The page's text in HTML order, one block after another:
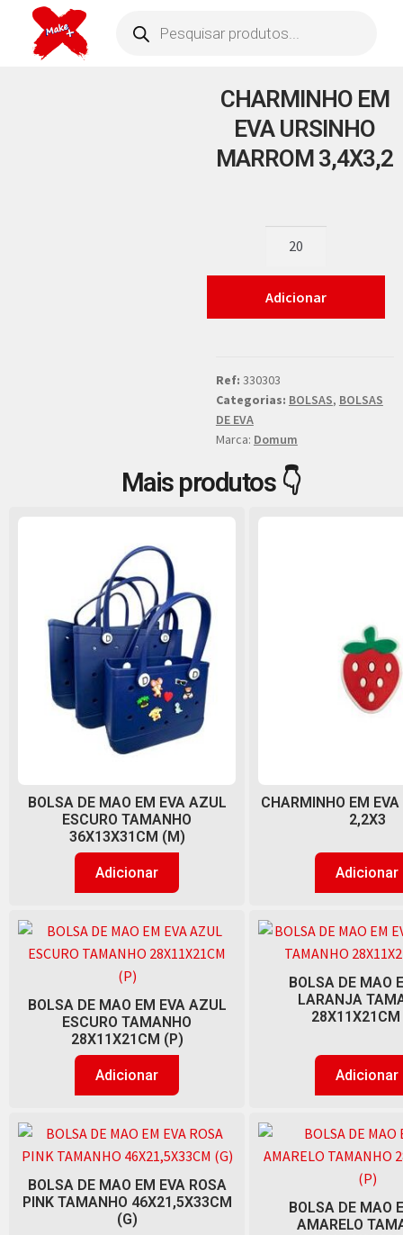
CHARMINHO EM
EVA URSINHO
MARROM 3,4X3,2
Adicionar
Ref: 330303
Categorias: BOLSAS, BOLSAS
DE EVA
Marca: Domum
BOLSA DE MAO EM EVA AZUL
ESCURO TAMANHO
36X13X31CM (M)
Adicionar
CHARMINHO EM
2,2X3
Adicionar
BOLSA DE MAO EM EVA AZUL
ESCURO TAMANHO
28X11X21CM (P)
Adicionar
BOLSA DE MAO
LARANJA
Adicionar
BOLSA DE MAO EM EVA ROSA
PINK TAMANHO 46X21,5X33CM
(G)
BOLSA DE MAO
AMARELO
Mais produtos 👇